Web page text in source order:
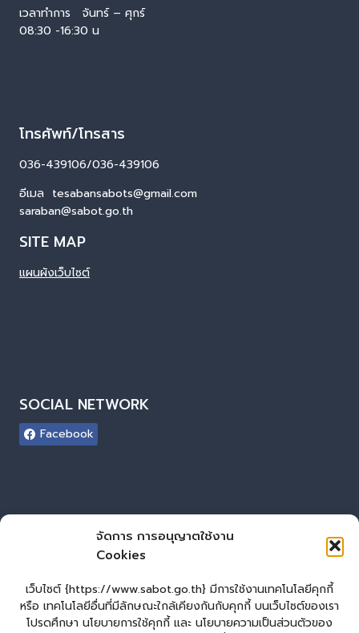
จัดการ การอนุญาตใช้งาน
Cookies
เว็บไซต์ {https://www.sabot.go.th} มีการใช้งานเทคโนโลยีคุกกี้
หรือ เทคโนโลยีอื่นที่มีลักษณะใกล้เคียงกันกับคุกกี้ บนเว็บไซต์ของเรา
โปรดศึกษา นโยบายการใช้คุกกี้ และ นโยบายความเป็นส่วนตัวของ
เวลาทำการ จันทร์ – ศุกร์
08:30 -16:30 น
โทรศัพท์/โทรสาร
036-439106/036-439106
อีเมล tesabansabots@gmail.com
saraban@sabot.go.th
SITE MAP
แผนผังเว็บไซต์
SOCIAL NETWORK
Facebook
ผู้เยี่ยมชมเว็บไซต์
0
Login
เข้าสู่ระบบ